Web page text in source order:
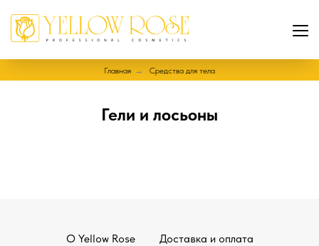
Главная → Средства для тела
Гели и лосьоны
О Yellow Rose Доставка и оплата